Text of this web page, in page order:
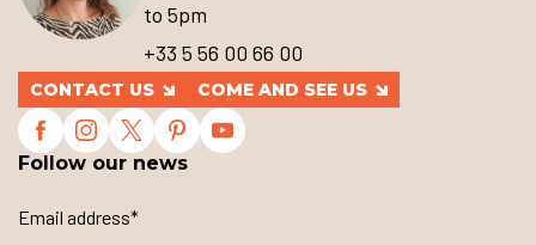
to 5pm
+33 5 56 00 66 00
CONTACT US COME AND SEE US
Follow our news